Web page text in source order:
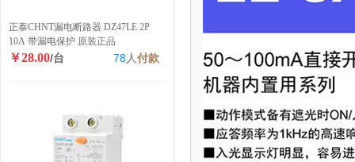
正泰CHNT漏电断路器 DZ47LE 2P
10A 带漏电保护 原装正品
￥28.00/台 78 人付款